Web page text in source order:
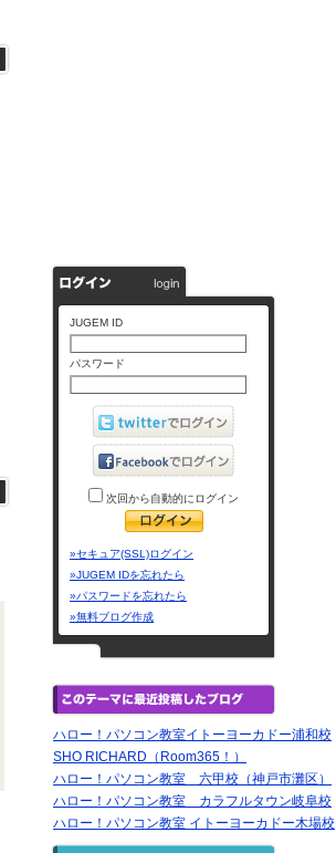
JUGEM ID
パスワード
次回から自動的にログイン
»セキュア(SSL)ログイン
»JUGEM IDを忘れたら
»パスワードを忘れたら
»無料ブログ作成
ハロー！パソコン教室イトーヨーカドー浦和校
SHO RICHARD（Room365！）
ハロー！パソコン教室 六甲校（神戸市灘区）
ハロー！パソコン教室 カラフルタウン岐阜校
ハロー！パソコン教室 イトーヨーカドー木場校